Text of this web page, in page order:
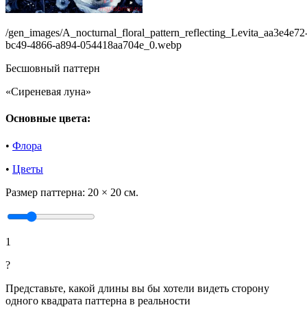
/gen_images/
bc49-4866-a894-054418aa704e_0.webp
Бесшовный паттерн
«Сиреневая луна»
Основные цвета:
• Флора
• Цветы
Размер паттерна: 20 × 20 см.
1
?
Представьте, какой длины вы бы хотели видеть сторону
одного квадрата паттерна в реальности